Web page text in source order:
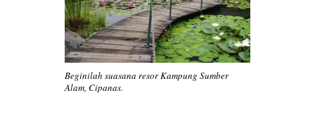
Beginilah suasana resor Kampung Sumber
Alam, Cipanas.